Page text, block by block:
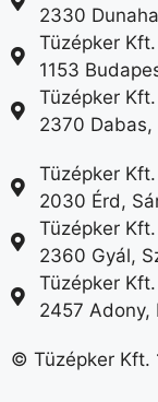
2330
Tüzépker
1153
Tüzépker
2370 Dabas,
Tüzépker
2030 Érd,
Tüzépker
2360 Gyál,
Tüzépker
2457 Adony,
© Tüzépker Kft.